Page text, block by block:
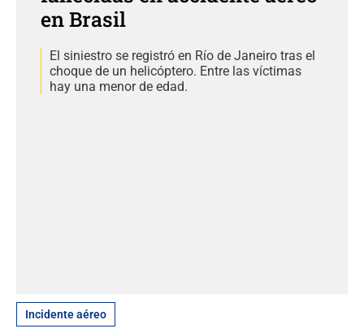
en Brasil
El siniestro se registró en Río de Janeiro tras el
choque de un helicóptero. Entre las víctimas
hay una menor de edad.
Incidente aéreo